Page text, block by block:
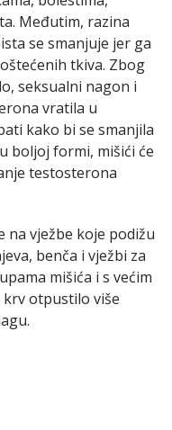
Međutim, razina
se smanjuje jer ga
tkiva. Zbog
seksualni nagon i
vratila u
kako bi se smanjila
boljoj formi, mišići će
testosterona
na vježbe koje podižu
benča i vježbi za
mišića i s većim
otpustilo više